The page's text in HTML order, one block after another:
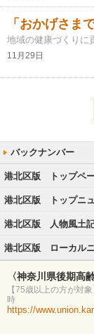
「おかげさま
地域の健康づくりに
11月29日
港北区版 トップペ
港北区版 トップニ
港北区版 人物風土
港北区版 ローカル
〈神奈川県後期高
【75歳以上の方が対
時
https://